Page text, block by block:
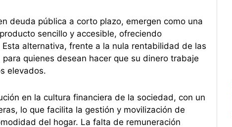
deuda pública a corto plazo, emergen como una
sencillo y accesible, ofreciendo
alternativa, frente a la nula rentabilidad de las
quienes desean hacer que su dinero trabaje
elevados.
en la cultura financiera de la sociedad, con un
lo que facilita la gestión y movilización de
del hogar. La falta de remuneración